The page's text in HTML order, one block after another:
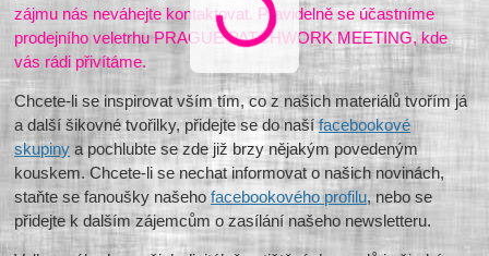
zájmu nás neváhejte kontaktovat. Pravidelně se účastníme
prodejního veletrhu PRAGUE PATCHWORK MEETING, kde
vás rádi přivítáme.
Chcete-li se inspirovat vším tím, co z našich materiálů tvořím já
a další šikovné tvořilky, přidejte se do našífacebookové
skupiny a pochlubte se zde již brzy nějakým povedeným
kouskem. Chcete-li se nechat informovat o našich novinách,
staňte se fanoušky našehofacebookového profilu, nebo se
přidejte k dalším zájemcům o zasílání našeho newsletteru.